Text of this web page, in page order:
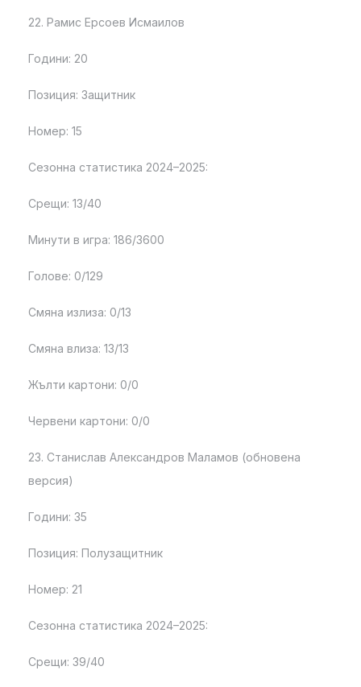
22. Рамис Ерсоев Исмаилов
Години: 20
Позиция: Защитник
Номер: 15
Сезонна статистика 2024–2025:
Срещи: 13/40
Минути в игра: 186/3600
Голове: 0/129
Смяна излиза: 0/13
Смяна влиза: 13/13
Жълти картони: 0/0
Червени картони: 0/0
23. Станислав Александров Маламов (обновена
версия)
Години: 35
Позиция: Полузащитник
Номер: 21
Сезонна статистика 2024–2025:
Срещи: 39/40